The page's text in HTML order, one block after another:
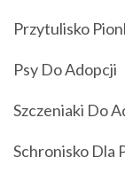
Przytulisko
Psy Do Adopcji
Szczeniaki Do
Schronisko Dla